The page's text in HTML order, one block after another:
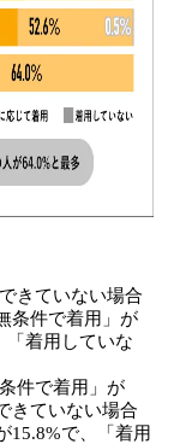
きていない場合
条件で着用」が
「着用していな
件で着用」が
きていない場合
15.8%で、「着用